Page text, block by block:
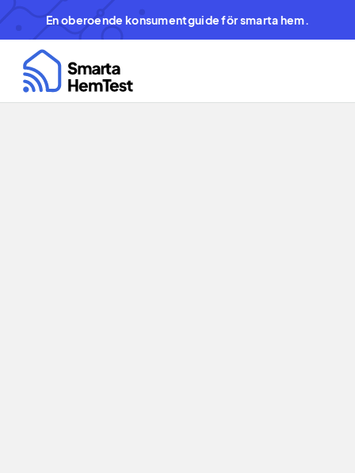
En oberoende konsumentguide för smarta hem.